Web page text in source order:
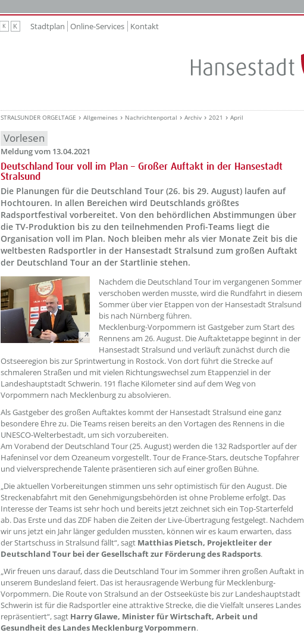
K K Stadtplan Online-Services Kontakt
STRALSUNDER ORGELTAGE Allgemeines Nachrichtenportal Archiv 2021 April
Vorlesen
Meldung vom 13.04.2021
Deutschland Tour voll im Plan – Großer Auftakt in der Hansestadt
Stralsund
Die Planungen für die Deutschland Tour (26. bis 29. August) laufen auf
Hochtouren. In allen Bereichen wird Deutschlands größtes
Radsportfestival vorbereitet. Von den behördlichen Abstimmungen über
die TV-Produktion bis zu den teilnehmenden Profi-Teams liegt die
Organisation voll im Plan. Noch bleiben mehr als vier Monate Zeit bis die
weltbesten Radsportler in der Hansestadt Stralsund zum großen Auftakt
der Deutschland Tour an der Startlinie stehen.
Nachdem die Deutschland Tour im vergangenen Sommer
verschoben werden musste, wird die Rundfahrt in diesem
Sommer über vier Etappen von der Hansestadt Stralsund
bis nach Nürnberg führen.
Mecklenburg-Vorpommern ist Gastgeber zum Start des
Rennens am 26. August. Die Auftaktetappe beginnt in der
Hansestadt Stralsund und verläuft zunächst durch die
Ostseeregion bis zur Sprintwertung in Rostock. Von dort führt die Strecke auf
schmaleren Straßen und mit vielen Richtungswechsel zum Etappenziel in der
Landeshauptstadt Schwerin. 191 flache Kilometer sind auf dem Weg von
Vorpommern nach Mecklenburg zu absolvieren.
Als Gastgeber des großen Auftaktes kommt der Hansestadt Stralsund eine ganz
besondere Ehre zu. Die Teams reisen bereits an den Vortagen des Rennens in die
UNESCO-Welterbestadt, um sich vorzubereiten.
Am Vorabend der Deutschland Tour (25. August) werden die 132 Radsportler auf der
Hafeninsel vor dem Ozeaneum vorgestellt. Tour de France-Stars, deutsche Topfahrer
und vielversprechende Talente präsentieren sich auf einer großen Bühne.
„Die aktuellen Vorbereitungen stimmen uns sehr optimistisch für den August. Die
Streckenabfahrt mit den Genehmigungsbehörden ist ohne Probleme erfolgt. Das
Interesse der Teams ist sehr hoch und bereits jetzt zeichnet sich ein Top-Starterfeld
ab. Das Erste und das ZDF haben die Zeiten der Live-Übertragung festgelegt. Nachdem
wir uns jetzt ein Jahr länger gedulden mussten, können wir es kaum erwarten, dass
der Startschuss in Stralsund fällt“, sagt Matthias Pietsch, Projektleiter der
Deutschland Tour bei der Gesellschaft zur Förderung des Radsports.
„Wir freuen uns darauf, dass die Deutschland Tour im Sommer ihren großen Auftakt in
unserem Bundesland feiert. Das ist herausragende Werbung für Mecklenburg-
Vorpommern. Die Route von Stralsund an der Ostseeküste bis zur Landeshauptstadt
Schwerin ist für die Radsportler eine attraktive Strecke, die die Vielfalt unseres Landes
repräsentiert“, sagt Harry Glawe, Minister für Wirtschaft, Arbeit und
Gesundheit des Landes Mecklenburg Vorpommern.